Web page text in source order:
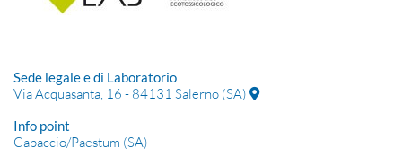
Sede legale e di Laboratorio
Via Acquasanta, 16 - 84131 Salerno (SA)
Info point
Capaccio/Paestum (SA)